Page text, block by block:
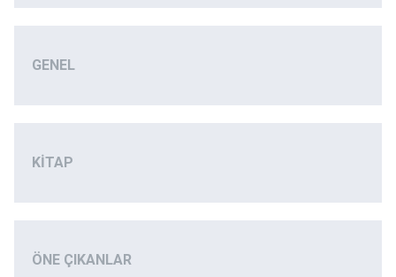
GENEL
KITAP
ÖNE ÇIKANLAR